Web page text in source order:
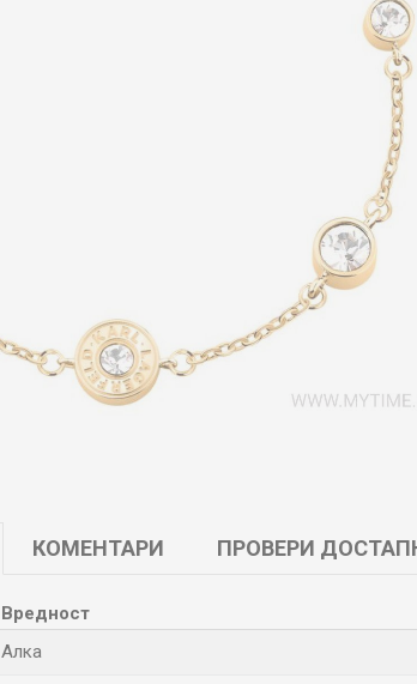
КОМЕНТАРИ ПРОВЕРИ
Вредност
Алка